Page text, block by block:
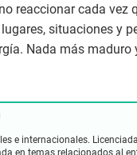
reaccionar cada vez
situaciones y
Nada más maduro
e internacionales.